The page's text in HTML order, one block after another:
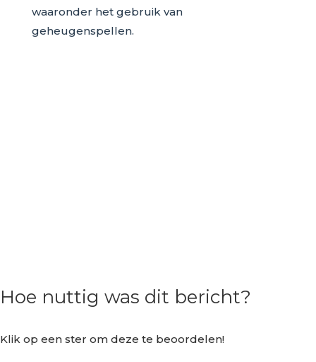
waaronder het gebruik van
geheugenspellen.
Hoe nuttig was dit bericht?
Klik op een ster om deze te beoordelen!